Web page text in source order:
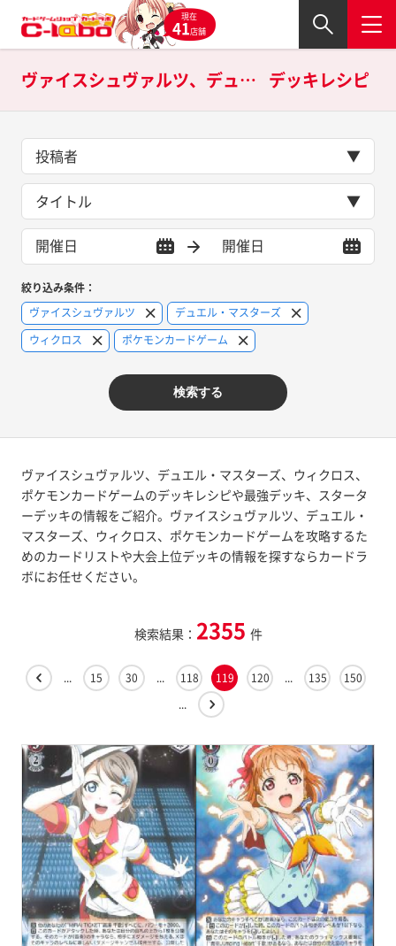
現在
41店舗
ヴァイスシュヴァルツ、デュエル・マスターズ、ウィクロス、ポケモンカードゲームの デッキレシピ
投稿者
タイトル
絞り込み条件：
ヴァイスシュヴァルツ
デュエル・マスターズ
ウィクロス
ポケモンカードゲーム
検索する
ヴァイスシュヴァルツ、デュエル・マスターズ、ウィクロス、
ポケモンカードゲームのデッキレシピや最強デッキ、スタータ
ーデッキの情報をご紹介。ヴァイスシュヴァルツ、デュエル・
マスターズ、ウィクロス、ポケモンカードゲームを攻略するた
めのカードリストや大会上位デッキの情報を探すならカードラ
ボにお任せください。
検索結果： 2355 件
... 15 30 ... 118 119 120 ... 135
150
...